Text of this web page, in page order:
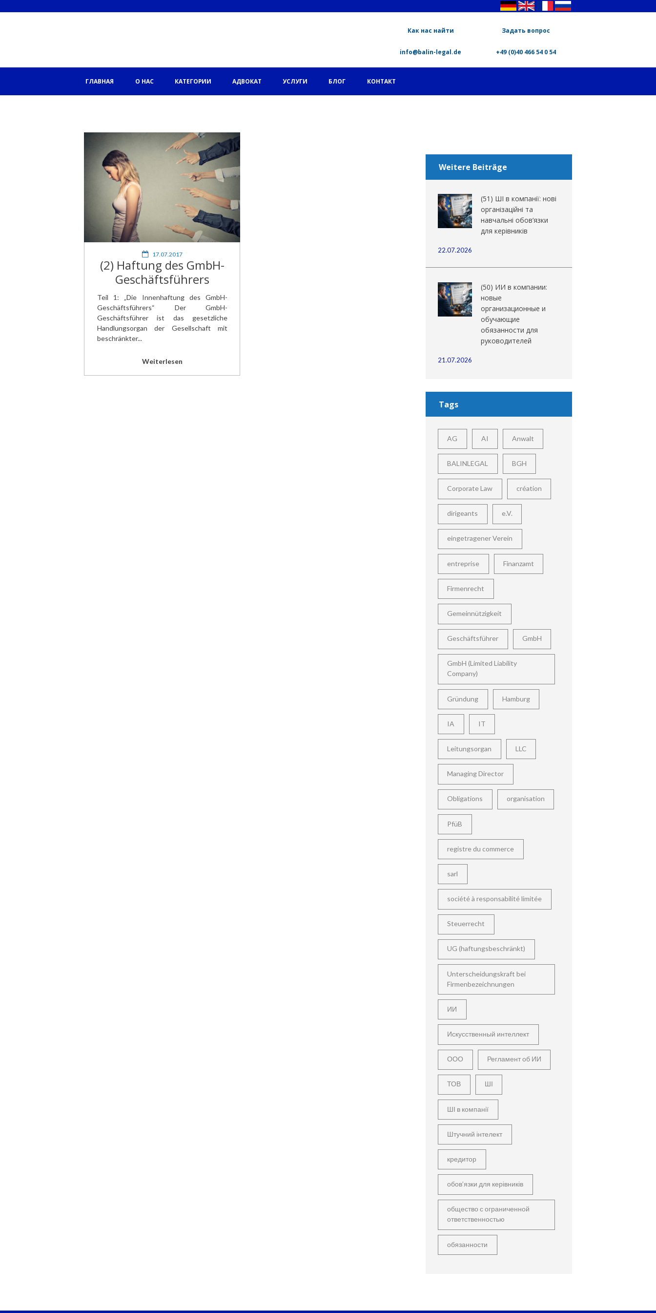
Как нас найти Задать вопрос
info@balin-legal.de +49 (0)40 466 54 0 54
ГЛАВНАЯ О НАС КАТЕГОРИИ АДВОКАТ УСЛУГИ БЛОГ КОНТАКТ
17.07.2017
(2) Haftung des GmbH-
Geschäftsführers
Teil 1: „Die Innenhaftung des GmbH-
Geschäftsführers“ Der GmbH-
Geschäftsführer ist das gesetzliche
Handlungsorgan der Gesellschaft mit
beschränkter...
Weiterlesen
Weitere Beiträge
(51) ШІ в компанії: нові
організаційні та
навчальні обов’язки
для керівників
22.07.2026
(50) ИИ в компании:
новые
организационные и
обучающие
обязанности для
руководителей
21.07.2026
Tags
AG AI Anwalt
BALINLEGAL BGH
Corporate Law création
dirigeants e.V.
eingetragener Verein
entreprise Finanzamt
Firmenrecht
Gemeinnützigkeit
Geschäftsführer GmbH
GmbH (Limited Liability
Company)
Gründung Hamburg
IA IT
Leitungsorgan LLC
Managing Director
Obligations organisation
PfüB
registre du commerce
sarl
société à responsabilité limitée
Steuerrecht
UG (haftungsbeschränkt)
Unterscheidungskraft bei
Firmenbezeichnungen
ИИ
Искусственный интеллект
ООО Регламент об ИИ
ТОВ ШІ
ШІ в компанії
Штучний інтелект
кредитор
обов’язки для керівників
общество с ограниченной
ответственностью
обязанности